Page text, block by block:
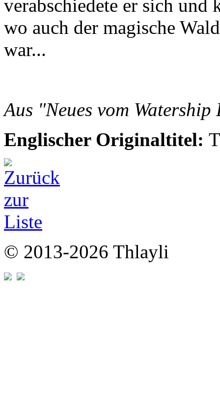
verabschiedete er sich
wo auch der magische
war...
Aus "Neues vom
Englischer Originaltitel:
© 2013-2026 Thlayli